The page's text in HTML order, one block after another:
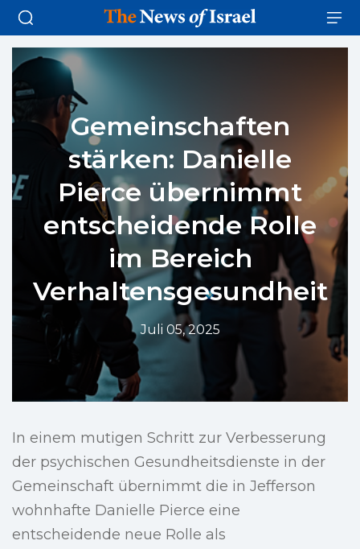
Gemeinschaften
stärken: Danielle
Pierce übernimmt
entscheidende Rolle
im Bereich
Verhaltensgesundheit
Juli 05, 2025
In einem mutigen Schritt zur Verbesserung
der psychischen Gesundheitsdienste in der
Gemeinschaft übernimmt die in Jefferson
wohnhafte Danielle Pierce eine
entscheidende neue Rolle als